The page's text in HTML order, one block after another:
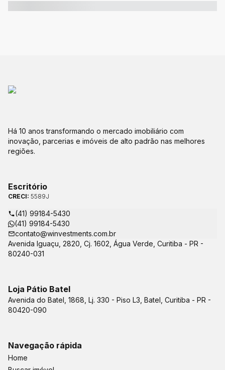
Há 10 anos transformando o mercado imobiliário com
inovação, parcerias e imóveis de alto padrão nas melhores
regiões.
Escritório
CRECI: 5589J
(41) 99184-5430
(41) 99184-5430
contato@winvestments.com.br
Avenida Iguaçu, 2820, Cj. 1602, Água Verde, Curitiba - PR -
80240-031
Loja Pátio Batel
Avenida do Batel, 1868, Lj. 330 - Piso L3, Batel, Curitiba - PR -
80420-090
Navegação rápida
Home